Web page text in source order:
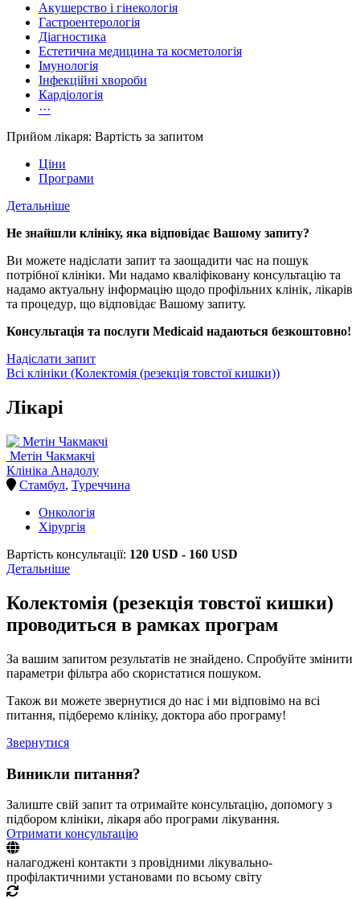
Акушерство і гінекологія
Гастроентерологія
Діагностика
Естетична медицина та косметологія
Імунологія
Інфекційні хвороби
Кардіологія
···
Прийом лікаря: Вартість за запитом
Ціни
Програми
Детальніше
Не знайшли клініку, яка відповідає Вашому запиту?
Ви можете надіслати запит та заощадити час на пошук
потрібної клініки. Ми надамо кваліфіковану консультацію та
надамо актуальну інформацію щодо профільних клінік, лікарів
та процедур, що відповідає Вашому запиту.
Консультація та послуги Medicaid надаються безкоштовно!
Надіслати запит
Всі клініки (Колектомія (резекція товстої кишки))
Лікарі
Метін Чакмакчі
Клініка Анадолу
Стамбул, Туреччина
Онкологія
Хірургія
Вартість консультації: 120 USD - 160 USD
Детальніше
Колектомія (резекція товстої кишки)
проводиться в рамках програм
За вашим запитом результатів не знайдено. Спробуйте змінити
параметри фільтра або скористатися пошуком.
Також ви можете звернутися до нас і ми відповімо на всі
питання, підберемо клініку, доктора або програму!
Звернутися
Виникли питання?
Залиште свій запит та отримайте консультацію, допомогу з
підбором клініки, лікаря або програми лікування.
Отримати консультацію
налагоджені контакти з провідними лікувально-
профілактичними установами по всьому світу